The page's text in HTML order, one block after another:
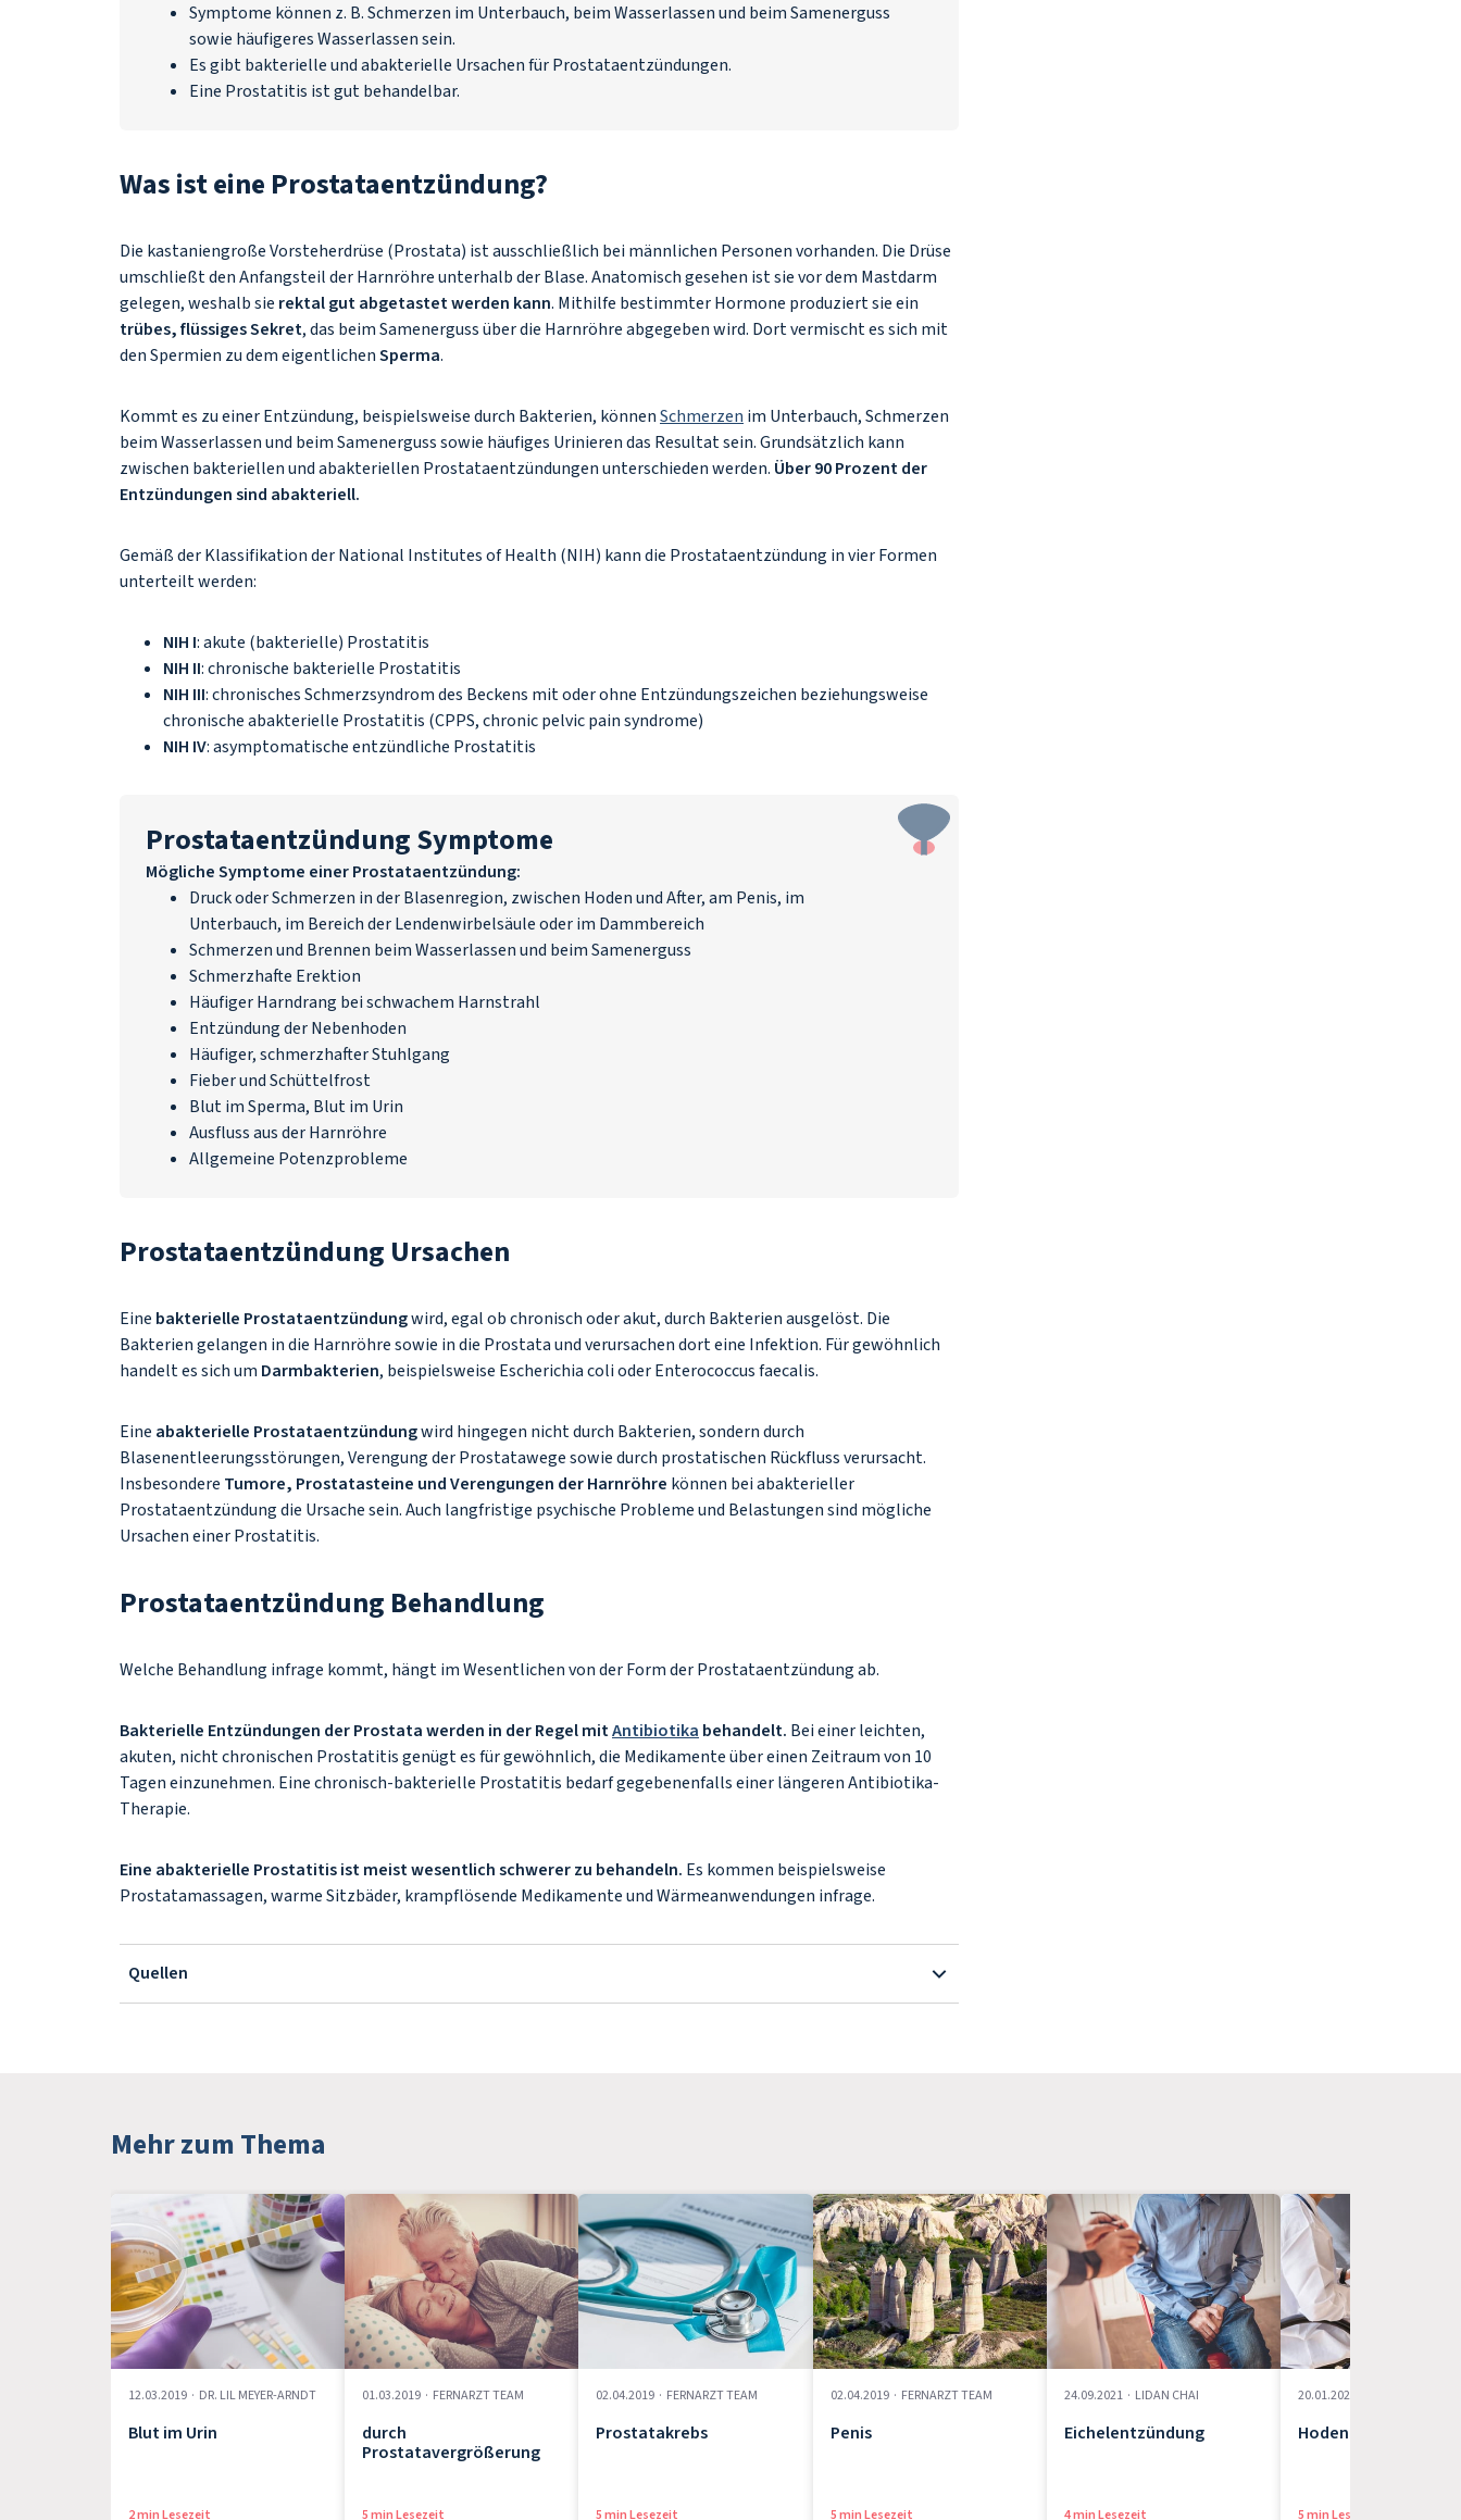
Symptome können z. B. Schmerzen im Unterbauch, beim Wasserlassen und beim Samenerguss
sowie häufigeres Wasserlassen sein.
Es gibt bakterielle und abakterielle Ursachen für Prostataentzündungen.
Eine Prostatitis ist gut behandelbar.
Was ist eine Prostataentzündung?
Die kastaniengroße Vorsteherdrüse (Prostata) ist ausschließlich bei männlichen Personen vorhanden. Die Drüse
umschließt den Anfangsteil der Harnröhre unterhalb der Blase. Anatomisch gesehen ist sie vor dem Mastdarm
gelegen, weshalb sie rektal gut abgetastet werden kann. Mithilfe bestimmter Hormone produziert sie ein
trübes, flüssiges Sekret, das beim Samenerguss über die Harnröhre abgegeben wird. Dort vermischt es sich mit
den Spermien zu dem eigentlichenSperma.
Kommt es zu einer Entzündung, beispielsweise durch Bakterien, könnenSchmerzen im Unterbauch, Schmerzen
beim Wasserlassen und beim Samenerguss sowie häufiges Urinieren das Resultat sein. Grundsätzlich kann
zwischen bakteriellen und abakteriellen Prostataentzündungen unterschieden werden. Über 90 Prozent der
Entzündungen sind abakteriell.
Gemäß der Klassifikation derNational Institutes of Health (NIH) kann die Prostataentzündung in vier Formen
unterteilt werden:
NIH I: akute (bakterielle) Prostatitis
NIH II: chronische bakterielle Prostatitis
NIH III: chronisches Schmerzsyndrom des Beckens mit oder ohne Entzündungszeichen beziehungsweise
chronische abakterielle Prostatitis (CPPS,chronic pelvic pain syndrome)
NIH IV: asymptomatische entzündliche Prostatitis
Prostataentzündung Symptome
Mögliche Symptome einer Prostataentzündung:
Druck oder Schmerzen in der Blasenregion, zwischen Hoden und After, am Penis, im
Unterbauch, im Bereich der Lendenwirbelsäule oder im Dammbereich
Schmerzen und Brennen beim Wasserlassen und beim Samenerguss
Schmerzhafte Erektion
Häufiger Harndrang bei schwachem Harnstrahl
Entzündung der Nebenhoden
Häufiger, schmerzhafter Stuhlgang
FieberundSchüttelfrost
Blut im Sperma, Blut im Urin
Ausfluss aus der Harnröhre
Allgemeine Potenzprobleme
Prostataentzündung Ursachen
Eine bakterielle Prostataentzündungwird, egal ob chronisch oder akut, durch Bakterien ausgelöst. Die
Bakterien gelangen in die Harnröhre sowie in die Prostata und verursachen dort eine Infektion. Für gewöhnlich
handelt es sich um Darmbakterien, beispielsweise Escherichia colioderEnterococcus faecalis.
Eine abakterielle Prostataentzündungwird hingegen nicht durch Bakterien, sondern durch
Blasenentleerungsstörungen, Verengung der Prostatawege sowie durch prostatischen Rückfluss verursacht.
Insbesondere Tumore, Prostatasteine und Verengungen der Harnröhre können bei abakterieller
Prostataentzündung die Ursache sein. Auch langfristige psychische Probleme und Belastungen sind mögliche
Ursachen einer Prostatitis.
Prostataentzündung Behandlung
Welche Behandlung infrage kommt, hängt im Wesentlichen von der Form der Prostataentzündung ab.
Bakterielle Entzündungen der Prostata werden in der Regel mitAntibiotika behandelt. Bei einer leichten,
akuten, nicht chronischen Prostatitis genügt es für gewöhnlich, die Medikamente über einen Zeitraum von 10
Tagen einzunehmen. Eine chronisch-bakterielle Prostatitis bedarf gegebenenfalls einer längeren Antibiotika-
Therapie.
Eine abakterielle Prostatitis ist meist wesentlich schwerer zu behandeln. Es kommen beispielsweise
Prostatamassagen, warme Sitzbäder, krampflösende Medikamente und Wärmeanwendungen infrage.
Quellen
Mehr zum Thema
12.03.2019 · DR. LIL MEYER-ARNDT
Blut im Urin
2 min Lesezeit
01.03.2019 · FERNARZT TEAM
durch
Prostatavergrößerung
5 min Lesezeit
02.04.2019 · FERNARZT TEAM
Prostatakrebs
5 min Lesezeit
02.04.2019 · FERNARZT TEAM
Penis
5 min Lesezeit
24.09.2021 · LIDAN CHAI
Eichelentzündung
4 min Lesezeit
20.01.2022
Hodenentzündung
5 min Lesezeit